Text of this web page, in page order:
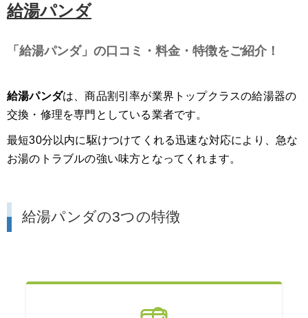
給湯パンダ
「給湯パンダ」の口コミ・料金・特徴をご紹介！
給湯パンダは、商品割引率が業界トップクラスの給湯器の
交換・修理を専門としている業者です。
最短30分以内に駆けつけてくれる迅速な対応により、急な
お湯のトラブルの強い味方となってくれます。
給湯パンダの3つの特徴